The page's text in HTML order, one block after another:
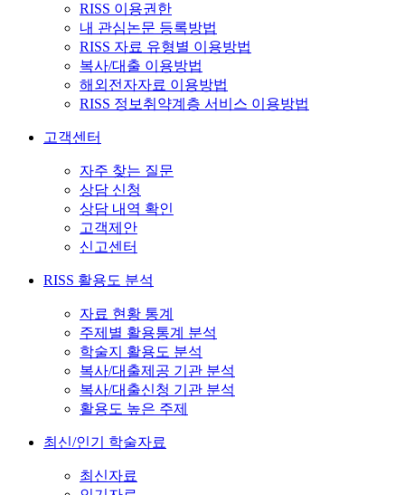
RISS 이용권한
내 관심논문 등록방법
RISS 자료 유형별 이용방법
복사/대출 이용방법
해외전자자료 이용방법
RISS 정보취약계층 서비스 이용방법
고객센터
자주 찾는 질문
상담 신청
상담 내역 확인
고객제안
신고센터
RISS 활용도 분석
자료 현황 통계
주제별 활용통계 분석
학술지 활용도 분석
복사/대출제공 기관 분석
복사/대출신청 기관 분석
활용도 높은 주제
최신/인기 학술자료
최신자료